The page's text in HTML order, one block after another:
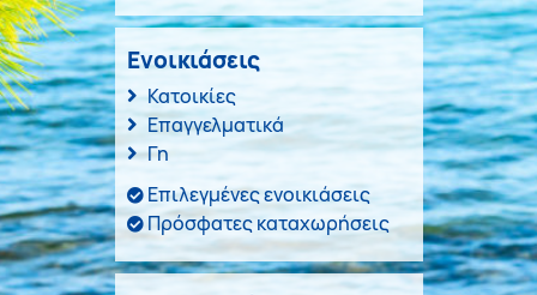
Ενοικιάσεις
Κατοικίες
Επαγγελματικά
Γη
Επιλεγμένες ενοικιάσεις
Πρόσφατες καταχωρήσεις